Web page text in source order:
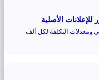
الأصلية
ومعدلات التكلفة لكل ألف